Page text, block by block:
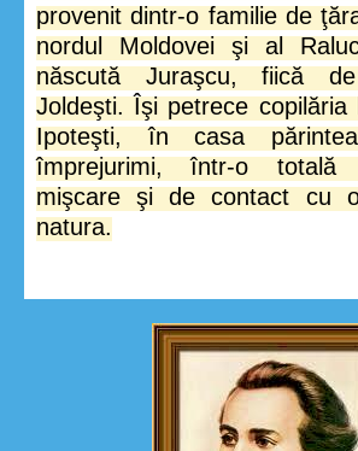
provenit dintr-o familie de
nordul Moldovei şi al
născută Juraşcu, fiică
Joldeşti. Îşi petrece copilăria
Ipoteşti, în casa
împrejurimi, într-o totală
mişcare şi de contact cu
natura.